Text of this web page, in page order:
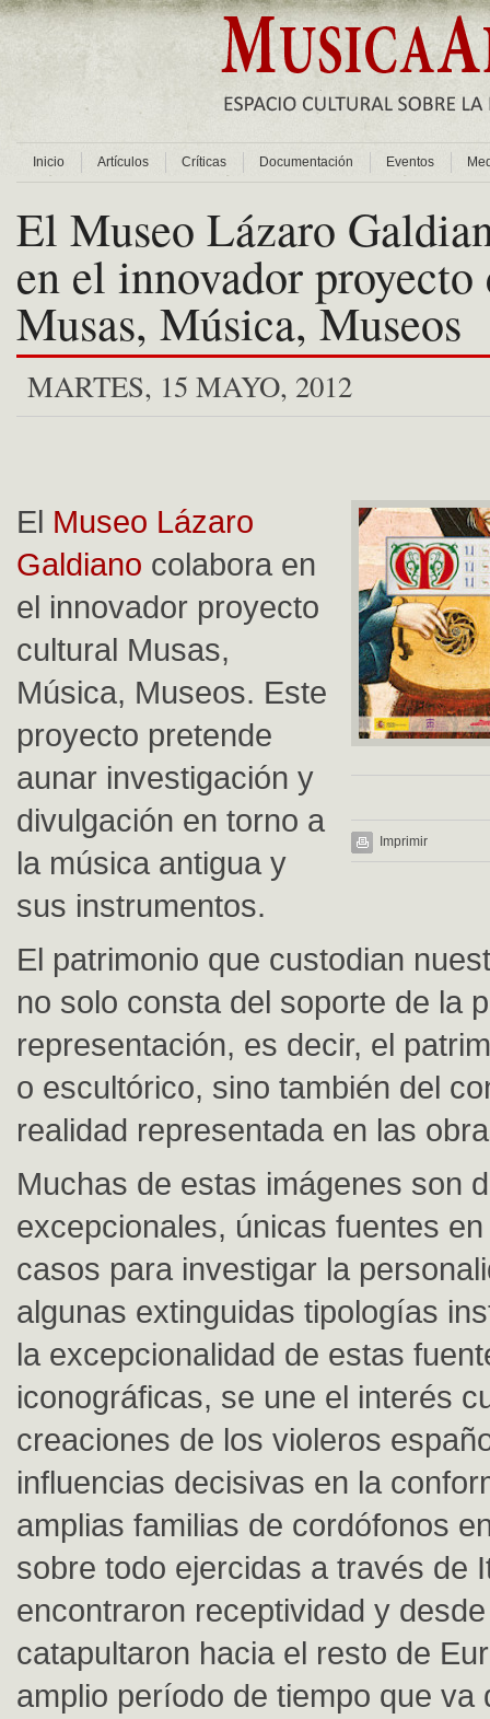
Inicio Artículos Críticas Documentación Eventos
El Museo Lázaro
en el innovador
Musas, Música, Museos
MARTES, 15 MAYO, 2012
Imprimir
El Museo Lázaro
Galdiano colabora en
el innovador proyecto
cultural Musas,
Música, Museos. Este
proyecto pretende
aunar investigación y
divulgación en torno a
la música antigua y
sus instrumentos.
El patrimonio que custodian
no solo consta del soporte de la
representación, es decir, el
o escultórico, sino también del
realidad representada en las
Muchas de estas imágenes son
excepcionales, únicas fuentes
casos para investigar la
algunas extinguidas tipologías
la excepcionalidad de estas
iconográficas, se une el interés
creaciones de los violeros
influencias decisivas en la
amplias familias de cordófonos
sobre todo ejercidas a través de
encontraron receptividad y
catapultaron hacia el resto de
amplio período de tiempo que va